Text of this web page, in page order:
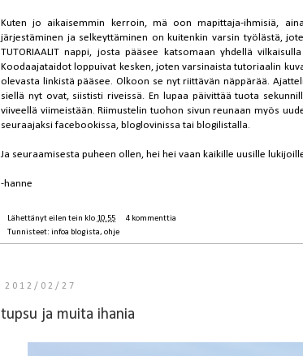
Kuten jo aikaisemmin
kerroin, mä oon mapittaja-ihmisiä,
järjestäminen ja selkeyttäminen on kuitenkin varsin työlästä,
TUTORIAALIT nappi, josta pääsee katsomaan yhdellä
Koodaajataidot loppuivat kesken, joten varsinaista tutoriaalin
olevasta linkistä pääsee. Olkoon se nyt riittävän näppärää.
siellä nyt ovat, siististi riveissä. En lupaa päivittää tuota
viiveellä viimeistään. Riimustelin tuohon sivun reunaan myös
seuraajaksi facebookissa, bloglovinissa tai blogilistalla.
Ja seuraamisesta puheen ollen, hei hei vaan kaikille uusille
-hanne
Lähettänyteilen tein klo 10.55
4 kommenttia
Tunnisteet: infoa blogista, ohje
2012/02/27
tupsu ja muita ihania